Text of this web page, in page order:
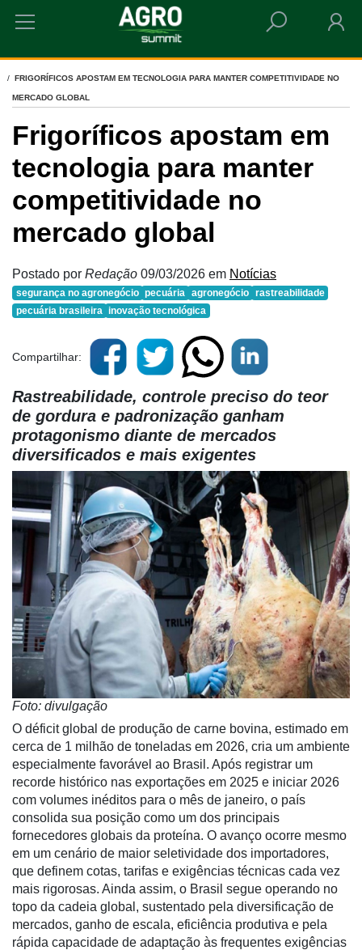
HOME
FRIGORÍFICOS APOSTAM EM TECNOLOGIA PARA MANTER COMPETITIVIDADE NO
MERCADO GLOBAL
Frigoríficos apostam em
tecnologia para manter
competitividade no
mercado global
Postado por Redação 09/03/2026 em Notícias
segurança no agronegócio pecuária agronegócio rastreabilidade
pecuária brasileira inovação tecnológica
Compartilhar:
Rastreabilidade, controle preciso do teor
de gordura e padronização ganham
protagonismo diante de mercados
diversificados e mais exigentes
Foto: divulgação
O déficit global de produção de carne bovina, estimado em
cerca de 1 milhão de toneladas em 2026, cria um ambiente
especialmente favorável ao Brasil. Após registrar um
recorde histórico nas exportações em 2025 e iniciar 2026
com volumes inéditos para o mês de janeiro, o país
consolida sua posição como um dos principais
fornecedores globais da proteína. O avanço ocorre mesmo
em um cenário de maior seletividade dos importadores,
que definem cotas, tarifas e exigências técnicas cada vez
mais rigorosas. Ainda assim, o Brasil segue operando no
topo da cadeia global, sustentado pela diversificação de
mercados, ganho de escala, eficiência produtiva e pela
rápida capacidade de adaptação às frequentes exigências